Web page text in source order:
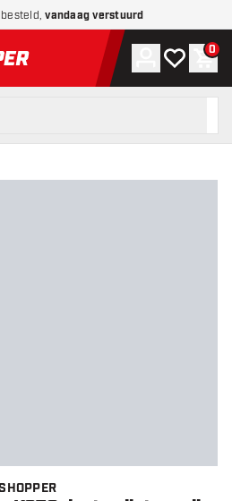
besteld,vandaag verstuurd
home pagina
Account
Mijn 0